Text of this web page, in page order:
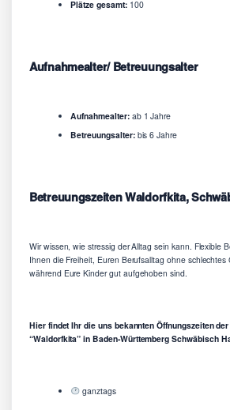
Plätze gesamt:100
Aufnahmealter/ Betreuungsalter
Aufnahmealter:ab 1 Jahre
Betreuungsalter:bis 6 Jahre
Betreuungszeiten Waldorfkita,
Wir wissen, wie stressig der Alltag sein kann. Flexible
Ihnen die Freiheit, Euren Berufsalltag ohne schlechtes
während Eure Kinder gut aufgehoben sind.
Hier findet Ihr die uns bekannten Öffnungszeiten
“Waldorfkita” in Baden-Württemberg Schwäbisch
ganztags